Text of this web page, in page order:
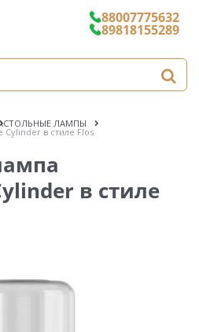
88007775632
89818155289
ЛАМПЫ
Cylinder в стиле Flos
в стиле